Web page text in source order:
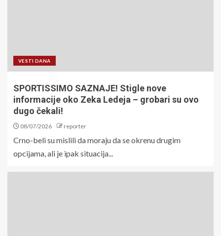
VESTI DANA
SPORTISSIMO SAZNAJE! Stigle nove
informacije oko Zeka Ledeja – grobari su ovo
dugo čekali!
08/07/2026 reporter
Crno-beli su mislili da moraju da se okrenu drugim
opcijama, ali je ipak situacija...